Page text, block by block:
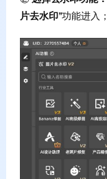
片去水印”功能进入；